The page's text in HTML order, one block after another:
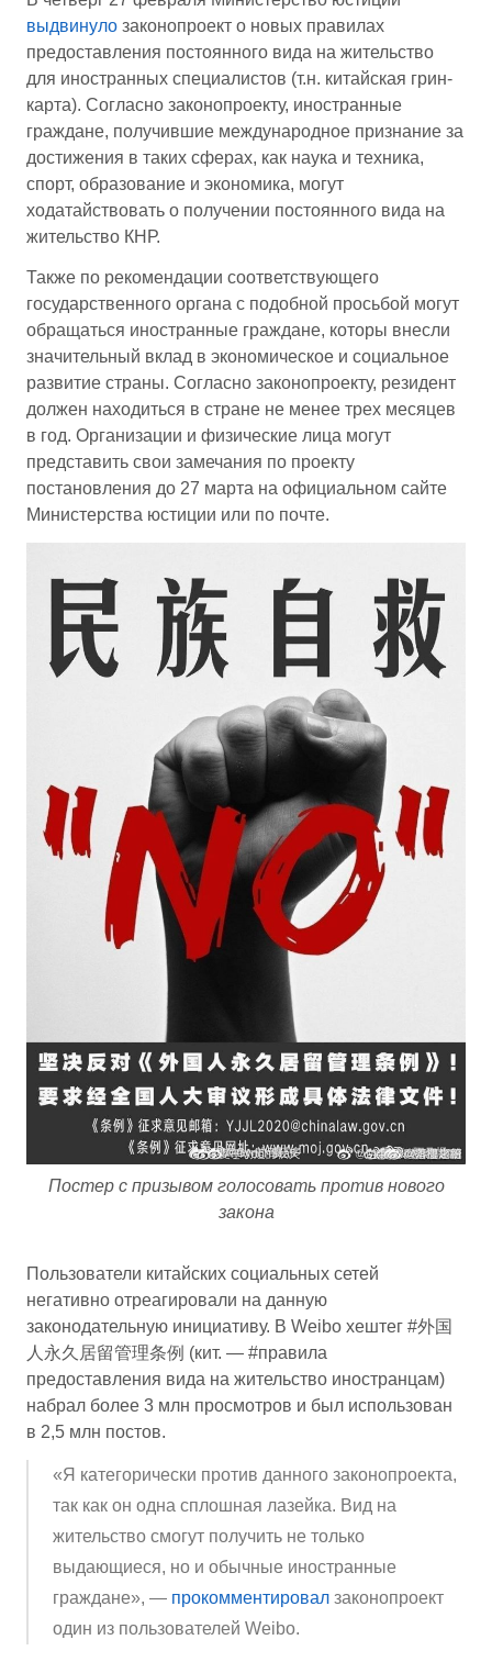
выдвинуло законопроект о новых правилах
предоставления постоянного вида на жительство
для иностранных специалистов (т.н. китайская грин-
карта). Согласно законопроекту, иностранные
граждане, получившие международное признание за
достижения в таких сферах, как наука и техника,
спорт, образование и экономика, могут
ходатайствовать о получении постоянного вида на
жительство КНР.
Также по рекомендации соответствующего
государственного органа с подобной просьбой могут
обращаться иностранные граждане, которы внесли
значительный вклад в экономическое и социальное
развитие страны. Согласно законопроекту, резидент
должен находиться в стране не менее трех месяцев
в год. Организации и физические лица могут
представить свои замечания по проекту
постановления до 27 марта на официальном сайте
Министерства юстиции или по почте.
Постер с призывом голосовать против нового
закона
Пользователи китайских социальных сетей
негативно отреагировали на данную
законодательную инициативу. В Weibo хештег #外国
人永久居留管理条例 (кит. — #правила
предоставления вида на жительство иностранцам)
набрал более 3 млн просмотров и был использован
в 2,5 млн постов.
«Я категорически против данного законопроекта,
так как он одна сплошная лазейка. Вид на
жительство смогут получить не только
выдающиеся, но и обычные иностранные
граждане», — прокомментировал законопроект
один из пользователей Weibo.